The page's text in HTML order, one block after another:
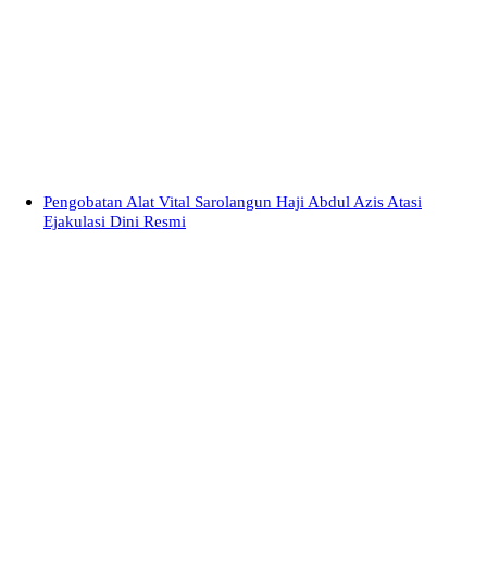
Pengobatan Alat Vital Sarolangun Haji Abdul Azis Atasi
Ejakulasi Dini Resmi